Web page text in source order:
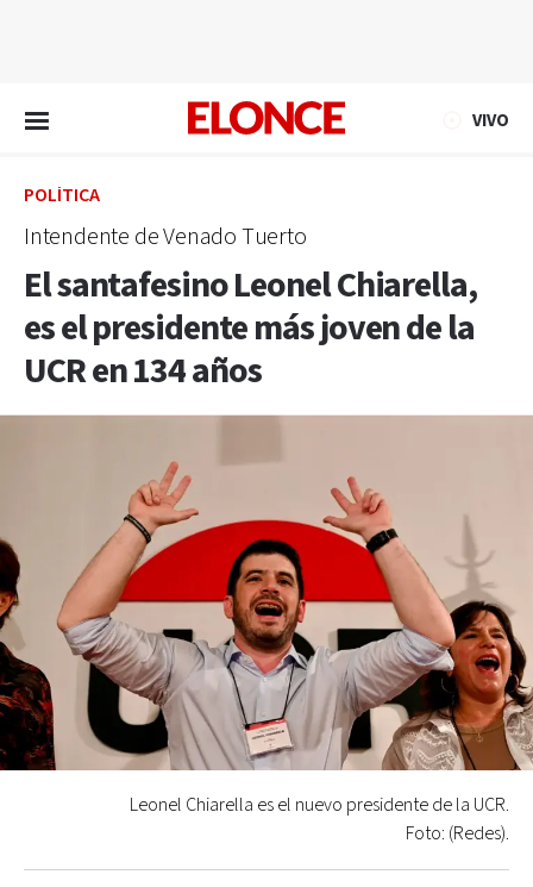
VIVO
POLÍTICA
Intendente de Venado Tuerto
El santafesino Leonel Chiarella,
es el presidente más joven de la
UCR en 134 años
Leonel Chiarella es el nuevo presidente de la UCR.
Foto: (Redes).